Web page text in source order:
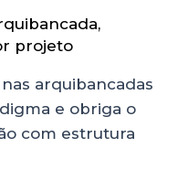
,
projeto
arquibancadas
e obriga o
com estrutura